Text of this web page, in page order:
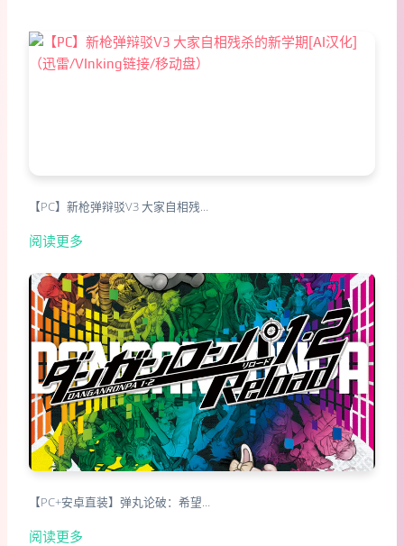
【PC】新枪弹辩驳V3 大家自相残…
阅读更多
【PC+安卓直装】弹丸论破：希望…
阅读更多